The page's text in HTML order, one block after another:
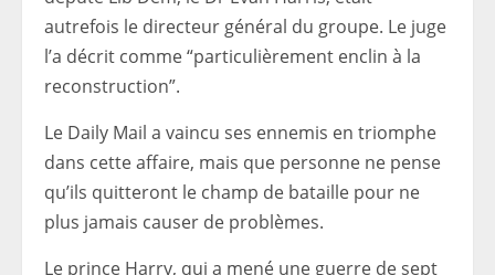
autrefois le directeur général du groupe. Le juge
l’a décrit comme “particulièrement enclin à la
reconstruction”.
Le Daily Mail a vaincu ses ennemis en triomphe
dans cette affaire, mais que personne ne pense
qu’ils quitteront le champ de bataille pour ne
plus jamais causer de problèmes.
Le prince Harry, qui a mené une guerre de sept